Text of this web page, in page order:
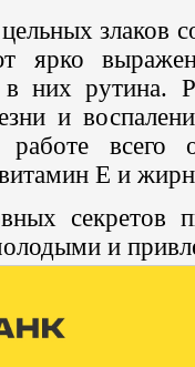
злаков
ярко
них рутина.
и
работе всего
E и
секретов
и